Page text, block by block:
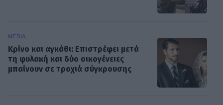
MEDIA
Κρίνο και αγκάθι: Επιστρέφει μετά
τη φυλακή και δύο οικογένειες
μπαίνουν σε τροχιά σύγκρουσης